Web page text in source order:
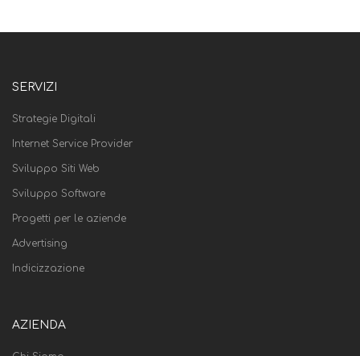
SERVIZI
Strategie Digitali
Internet Service Provider
Sviluppo Siti Web
Sviluppo Software
Progetti per le aziende
Advertising
Indicizzazione
AZIENDA